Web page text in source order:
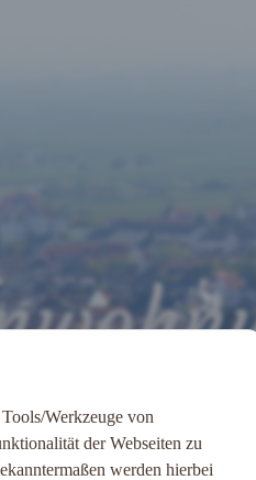
Werkzeuge von
der Webseiten zu
werden hierbei